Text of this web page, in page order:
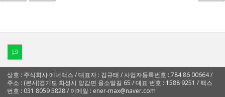
상호 : 주식회사 에너맥스 / 대표자 : 김규태 / 사업자등록번호 : 784 86 00664 /
주소 : (본사)경기도 화성시 양감면 용소말길 65 / 대표 번호 : 1588 9251 / 팩스
번호 : 031 8059 5828 / 이메일 : ener-max@naver.com